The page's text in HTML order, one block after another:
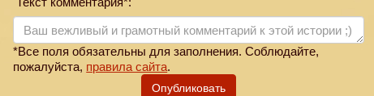
*Все поля обязательны для заполнения. Соблюдайте,
пожалуйста, правила сайта.
Опубликовать